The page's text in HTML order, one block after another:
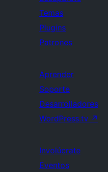
Temas
Plugins
Patrones
Aprender
Soporte
Desarrolladores
WordPress.tv ↗
Involúcrate
Eventos